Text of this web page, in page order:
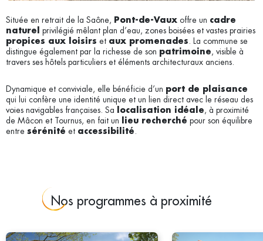
Située en retrait de la Saône, Pont-de-Vaux offre un cadre
naturel
privilégié mêlant plan d’eau, zones boisées et vastes prairies
propices aux loisirs et aux promenades
. La commune se
distingue également par la richesse de son patrimoine , visible à
travers ses hôtels particuliers et éléments architecturaux anciens.
Dynamique et conviviale, elle bénéficie d’un port de plaisance
qui lui confère une identité unique et un lien direct avec le réseau des
voies navigables françaises. Sa
localisation idéale , à proximité
de Mâcon et Tournus, en fait un
lieu recherché pour son équilibre
entre sérénité et accessibilité
Nos programmes à proximité